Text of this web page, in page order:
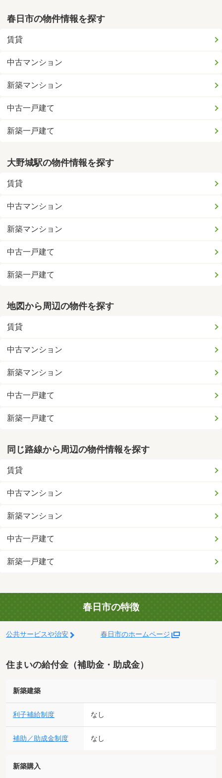
春日市の物件情報を探す
賃貸
中古マンション
新築マンション
中古一戸建て
新築一戸建て
大野城駅の物件情報を探す
賃貸
中古マンション
新築マンション
中古一戸建て
新築一戸建て
地図から周辺の物件を探す
賃貸
中古マンション
新築マンション
中古一戸建て
新築一戸建て
同じ路線から周辺の物件情報を探す
賃貸
中古マンション
新築マンション
中古一戸建て
新築一戸建て
春日市の特徴
公共サービスや治安 春日市のホームページ
住まいの給付金（補助金・助成金）
新築建築
利子補給制度 なし
補助／助成金制度 なし
新築購入